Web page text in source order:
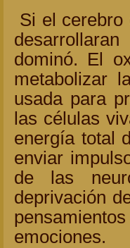
Si el cerebro
dominó. El
metabolizar
usada para
las células
energía total
enviar
de las
deprivación
emociones.